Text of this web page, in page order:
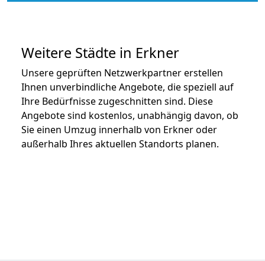
Weitere Städte in Erkner
Unsere geprüften Netzwerkpartner erstellen
Ihnen unverbindliche Angebote, die speziell auf
Ihre Bedürfnisse zugeschnitten sind. Diese
Angebote sind kostenlos, unabhängig davon, ob
Sie einen Umzug innerhalb von Erkner oder
außerhalb Ihres aktuellen Standorts planen.